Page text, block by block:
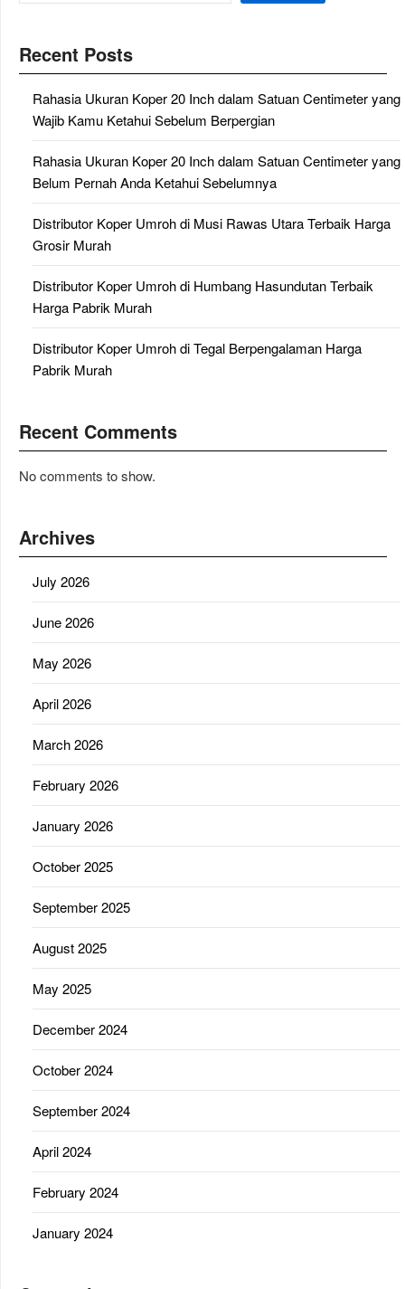
Recent Posts
Rahasia Ukuran Koper 20 Inch dalam Satuan Centimeter yang
Wajib Kamu Ketahui Sebelum Berpergian
Rahasia Ukuran Koper 20 Inch dalam Satuan Centimeter yang
Belum Pernah Anda Ketahui Sebelumnya
Distributor Koper Umroh di Musi Rawas Utara Terbaik Harga
Grosir Murah
Distributor Koper Umroh di Humbang Hasundutan Terbaik
Harga Pabrik Murah
Distributor Koper Umroh di Tegal Berpengalaman Harga
Pabrik Murah
Recent Comments
No comments to show.
Archives
July 2026
June 2026
May 2026
April 2026
March 2026
February 2026
January 2026
October 2025
September 2025
August 2025
May 2025
December 2024
October 2024
September 2024
April 2024
February 2024
January 2024